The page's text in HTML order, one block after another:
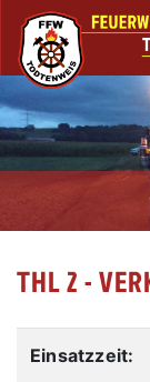
THL 2 -
Einsatzzeit: